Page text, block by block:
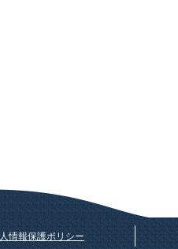
情報保護ポリシー